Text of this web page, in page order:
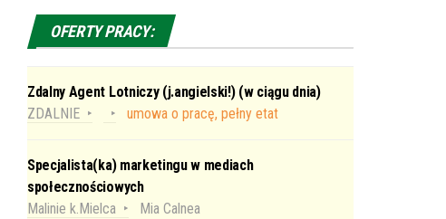
OFERTY PRACY:
Zdalny Agent Lotniczy (j.angielski!) (w ciągu dnia)
ZDALNIE
umowa o pracę, pełny etat
Specjalista(ka) marketingu w mediach
społecznościowych
Malinie k.Mielca
Mia Calnea